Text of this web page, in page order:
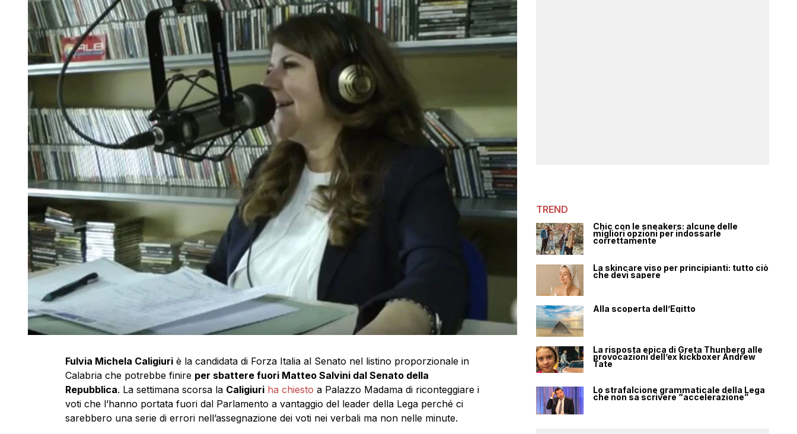
Fulvia Michela Caligiuriè la candidata di Forza Italia al Senato nel listino proporzionale in
Calabria che potrebbe finire per sbattere fuori Matteo Salvini dal Senato della
Repubblica. La settimana scorsa la Caligiuri ha chiesto a Palazzo Madama di riconteggiare i
voti che l’hanno portata fuori dal Parlamento a vantaggio del leader della Lega perché ci
sarebbero una serie di errori nell’assegnazione dei voti nei verbali ma non nelle minute.
TREND
Chic con le sneakers: alcune delle
migliori opzioni per indossarle
correttamente
La skincare viso per principianti: tutto ciò
che devi sapere
Alla scoperta dell’Egitto
La risposta epica di Greta Thunberg alle
provocazioni dell’ex kickboxer Andrew
Tate
Lo strafalcione grammaticale della Lega
che non sa scrivere “accelerazione”